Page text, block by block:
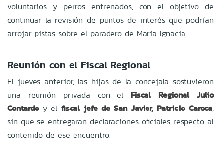
voluntarios y perros entrenados, con el objetivo de
continuar la revisión de puntos de interés que podrían
arrojar pistas sobre el paradero de María Ignacia.
Reunión con el Fiscal Regional
El jueves anterior, las hijas de la concejala sostuvieron
una reunión privada con el Fiscal Regional Julio
Contardoy el fiscal jefe de San Javier, Patricio Caroca,
sin que se entregaran declaraciones oficiales respecto al
contenido de ese encuentro.